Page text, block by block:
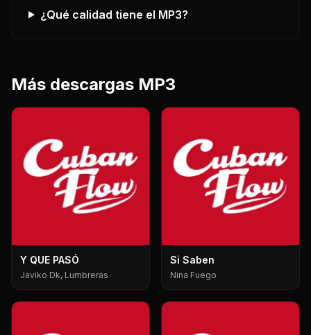
¿Qué calidad tiene el MP3?
Más descargas MP3
Y QUE PASÓ
Javiko Dk, Lumbreras
Si Saben
Nina Fuego